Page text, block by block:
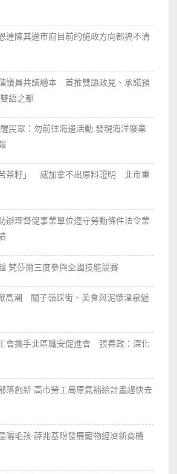
連陳其邁市府目前的施政方向都搞不清
議員共讀繪本 首推雙語政見、承諾預
語之都
民眾：勿前往海邊活動 發現海洋廢棄
茶籽」 威加拿不出原料證明 北市重
辦理督促事業單位遵守勞動條件法令業
梵莎爾三度參與全國技能競賽
高潮 關子嶺踩街、美食與泥漿溫泉魅
會攜手北區職安促進會 張善政：深化
落創新 高市勞工局原氣補給計畫趕快去
曬毛孩 薛兆基盼發展寵物經濟新商機